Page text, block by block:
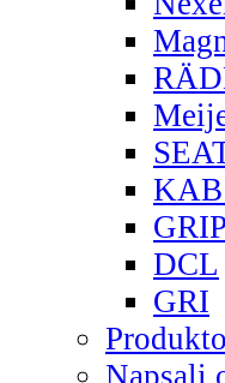
KAB
DCL
GRI
Napsali